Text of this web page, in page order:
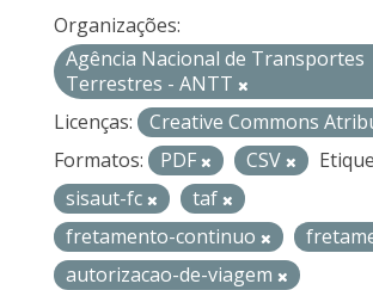
Organizações:
Agência Nacional de Transportes
Terrestres - ANTT
Licenças:
Creative Commons
Formatos:
PDF CSV
sisaut-fc
taf
fretamento-continuo
autorizacao-de-viagem